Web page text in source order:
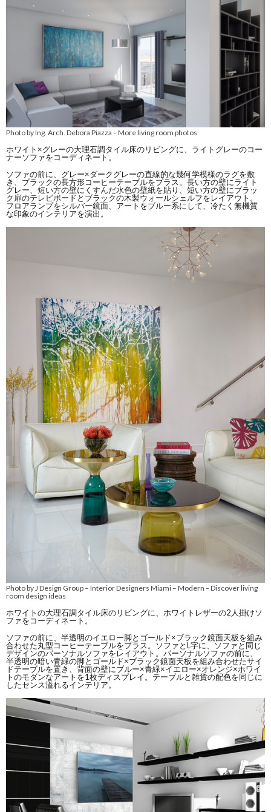
Photo by Ing. Arch. Debora Piazza –More living room photos
ホワイト×グレーの大理石調タイル床のリビングに、ライトグレーのコー
ナーソファをコーディネート。
ソファの前に、グレー×ダークグレーの直線的な幾何学模様のラグを敷
き、ブラックの長方形コーヒーテーブルをプラス。長い方の壁にライト
グレー、短い方の壁にくすんだ水色の壁紙を貼り、短い方の壁にブラッ
ク扉のテレビボードとブラックの木製ウォールシェルフをレイアウト。
フロアランプをシルバー鏡面、アートをブルー系にして、冷たく無機質
な印象のインテリアを演出。
Photo by J Design Group – Interior Designers Miami – Modern –Discover living
room design ideas
ホワイトの大理石調タイル床のリビングに、ホワイトレザーの2人掛けソ
ファをコーディネート。
ソファの前に、半透明のイエロー脚とゴールド×ブラック鏡面天板を組み
合わせた丸型コーヒーテーブルをプラス。ソファとL字に、ソファと同じ
デザインのパーソナルソファをレイアウト。パーソナルソファの前に、
半透明の暗い青緑の脚とゴールド×ブラック鏡面天板を組み合わせたサイ
ドテーブルを置き、背面の壁にブルー×青緑×イエロー×オレンジ×ホワイ
トのモダンなアートを1枚ディスプレイ。テーブルと雑貨の配色を同じに
したセンス溢れるインテリア。